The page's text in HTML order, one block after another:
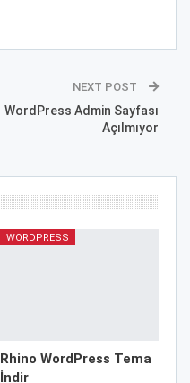
NEXT POST
WordPress Admin Sayfası
Açılmıyor
WORDPRESS
Rhino WordPress Tema
İndir